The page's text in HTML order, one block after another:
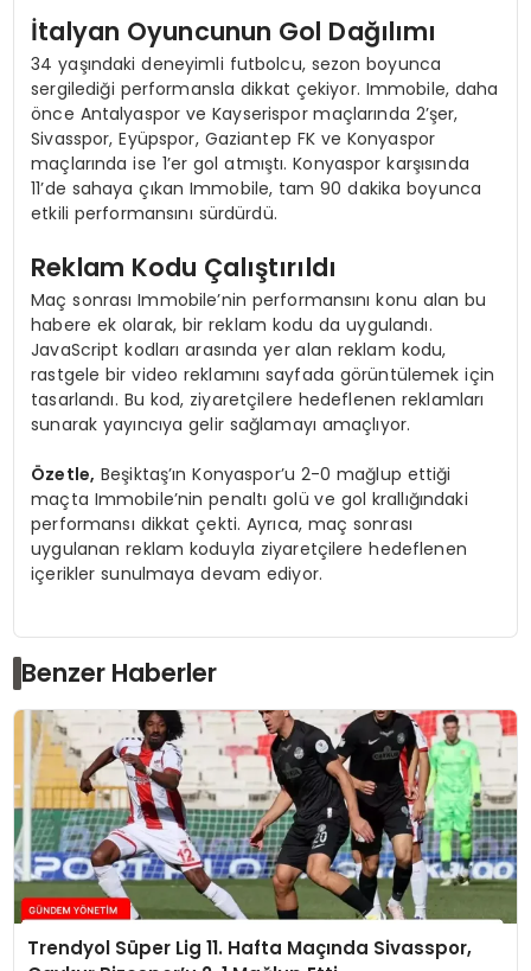
İtalyan Oyuncunun Gol Dağılımı
34 yaşındaki deneyimli futbolcu, sezon boyunca
sergilediği performansla dikkat çekiyor. Immobile, daha
önce Antalyaspor ve Kayserispor maçlarında 2’şer,
Sivasspor, Eyüpspor, Gaziantep FK ve Konyaspor
maçlarında ise 1’er gol atmıştı. Konyaspor karşısında
11’de sahaya çıkan Immobile, tam 90 dakika boyunca
etkili performansını sürdürdü.
Reklam Kodu Çalıştırıldı
Maç sonrası Immobile’nin performansını konu alan bu
habere ek olarak, bir reklam kodu da uygulandı.
JavaScript kodları arasında yer alan reklam kodu,
rastgele bir video reklamını sayfada görüntülemek için
tasarlandı. Bu kod, ziyaretçilere hedeflenen reklamları
sunarak yayıncıya gelir sağlamayı amaçlıyor.
Özetle, Beşiktaş’ın Konyaspor’u 2-0 mağlup ettiği
maçta Immobile’nin penaltı golü ve gol krallığındaki
performansı dikkat çekti. Ayrıca, maç sonrası
uygulanan reklam koduyla ziyaretçilere hedeflenen
içerikler sunulmaya devam ediyor.
Benzer Haberler
Trendyol Süper Lig 11. Hafta Maçında Sivasspor,